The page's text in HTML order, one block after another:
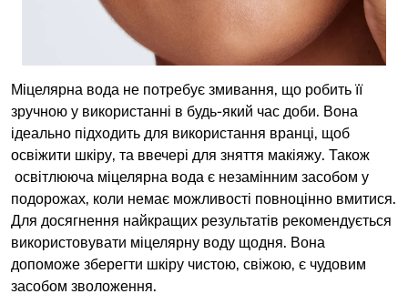
Міцелярна вода не потребує змивання, що робить її
зручною у використанні в будь-який час доби. Вона
ідеально підходить для використання вранці, щоб
освіжити шкіру, та ввечері для зняття макіяжу. Також
освітлююча міцелярна вода є незамінним засобом у
подорожах, коли немає можливості повноцінно вмитися.
Для досягнення найкращих результатів рекомендується
використовувати міцелярну воду щодня. Вона
допоможе зберегти шкіру чистою, свіжою, є чудовим
засобом зволоження.